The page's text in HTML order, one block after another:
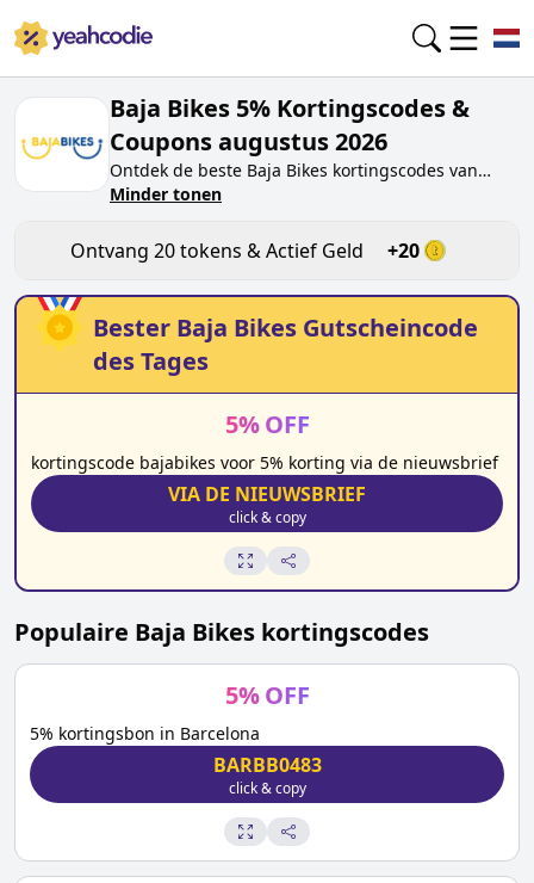
Baja Bikes 5% Kortingscodes &
Coupons augustus 2026
Ontdek de beste Baja Bikes kortingscodes van
vandaag vooraugustus 2026
bajabikes.eudoor de code te testen. Ontvang
beloningen wanneer jeBaja Bikes
kortingscodes
indient en andere kopers helpt besparen.
Minder tonen
Ontvang 20 tokens & Actief Geld +20
Bester Baja Bikes Gutscheincode
des Tages
5% OFF
kortingscode bajabikes voor 5% korting via de nieuwsbrief
VIA DE NIEUWSBRIEF
click & copy
Populaire Baja Bikes kortingscodes
5% OFF
5% kortingsbon in Barcelona
BARBB0483
click & copy